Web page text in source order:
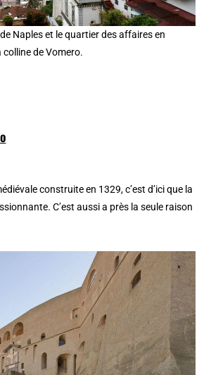
Naples et le quartier des affaires en
de Vomero.
construite en 1329, c’est d’ici que la
C’est aussi a près la seule raison